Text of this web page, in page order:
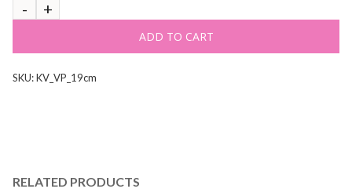
ADD TO CART
SKU:KV_VP_19cm
RELATED PRODUCTS